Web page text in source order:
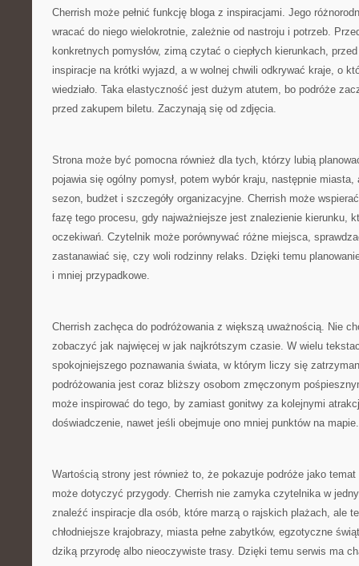
Cherrish może pełnić funkcję bloga z inspiracjami. Jego
wracać do niego wielokrotnie, zależnie od nastroju i potrzeb.
konkretnych pomysłów, zimą czytać o ciepłych kierunkach,
inspiracje na krótki wyjazd, a w wolnej chwili odkrywać kraje, o
wiedziało. Taka elastyczność jest dużym atutem, bo podróże
przed zakupem biletu. Zaczynają się od zdjęcia.
Strona może być pomocna również dla tych, którzy lubią
pojawia się ogólny pomysł, potem wybór kraju, następnie
sezon, budżet i szczegóły organizacyjne. Cherrish może
fazę tego procesu, gdy najważniejsze jest znalezienie kierunku,
oczekiwań. Czytelnik może porównywać różne miejsca,
zastanawiać się, czy woli rodzinny relaks. Dzięki temu
i mniej przypadkowe.
Cherrish zachęca do podróżowania z większą uważnością. Nie
zobaczyć jak najwięcej w jak najkrótszym czasie. W wielu
spokojniejszego poznawania świata, w którym liczy się
podróżowania jest coraz bliższy osobom zmęczonym
może inspirować do tego, by zamiast gonitwy za kolejnymi
doświadczenie, nawet jeśli obejmuje ono mniej punktów na mapie.
Wartością strony jest również to, że pokazuje podróże jako
może dotyczyć przygody. Cherrish nie zamyka czytelnika w
znaleźć inspiracje dla osób, które marzą o rajskich plażach, ale
chłodniejsze krajobrazy, miasta pełne zabytków, egzotyczne
dziką przyrodę albo nieoczywiste trasy. Dzięki temu serwis ma